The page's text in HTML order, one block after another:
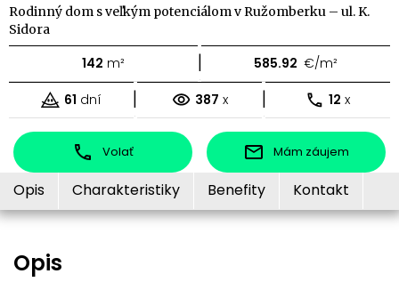
Rodinný dom s veľkým potenciálom v Ružomberku – ul. K.
Sidora
142 m² | 585.92 €/m²
61 dní | 387 x | 12 x
Volať Mám záujem
Opis Charakteristiky Benefity Kontakt
Opis